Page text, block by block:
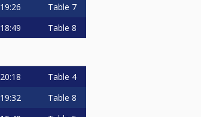
19:26 Table 7
18:49 Table 8
20:18 Table 4
19:32 Table 8